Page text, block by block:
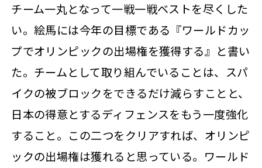
チーム一丸となって一戦一戦ベストを尽くした
い。絵馬には今年の目標である『ワールドカッ
プでオリンピックの出場権を獲得する』と書い
た。チームとして取り組んでいることは、スパ
イクの被ブロックをできるだけ減らすことと、
日本の得意とするディフェンスをもう一度強化
すること。この二つをクリアすれば、オリンピ
ックの出場権は獲れると思っている。ワールド